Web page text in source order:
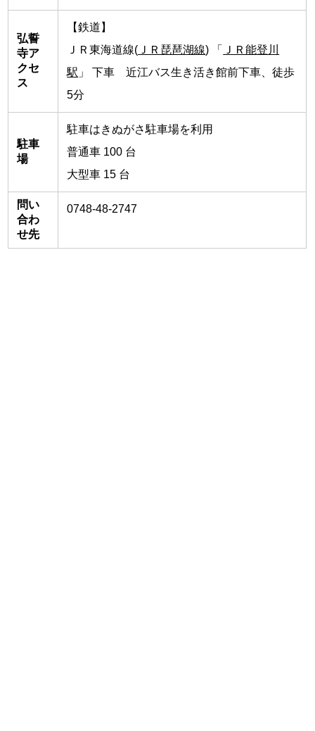
弘誓
寺ア
クセ
ス
【鉄道】
ＪＲ東海道線( ＪＲ琵琶湖線) 「
ＪＲ能登川
駅 」 下車 近江バス生き活き館前下車、徒歩
5分
駐車
場
駐車はきぬがさ駐車場を利用
普通車 100 台
大型車 15 台
問い
合わ
せ先
0748-48-2747